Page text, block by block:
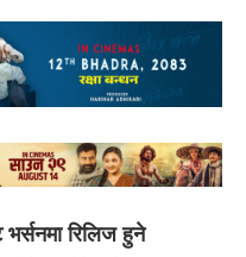
रिलिज हुने